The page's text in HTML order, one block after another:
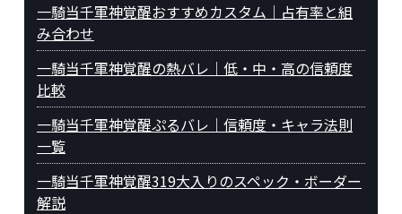
一騎当千軍神覚醒おすすめカスタム｜占有率と組
み合わせ
一騎当千軍神覚醒の熱バレ｜低・中・高の信頼度
比較
一騎当千軍神覚醒ぷるバレ｜信頼度・キャラ法則
一覧
一騎当千軍神覚醒319大入りのスペック・ボーダー
解説